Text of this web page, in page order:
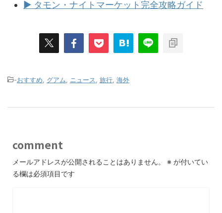
▶ タモン・ナイトマーケット完全攻略ガイド
-おすすめ グアム ニュース 旅行 海外
comment
メールアドレスが公開されることはありません。 ※ が付いてい
る欄は必須項目です